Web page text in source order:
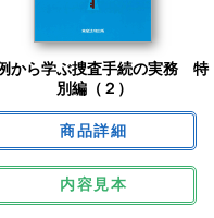
から学ぶ捜査手続の実務 特
別編（２）
内容見本